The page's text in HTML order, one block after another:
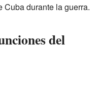
durante la guerra.
del